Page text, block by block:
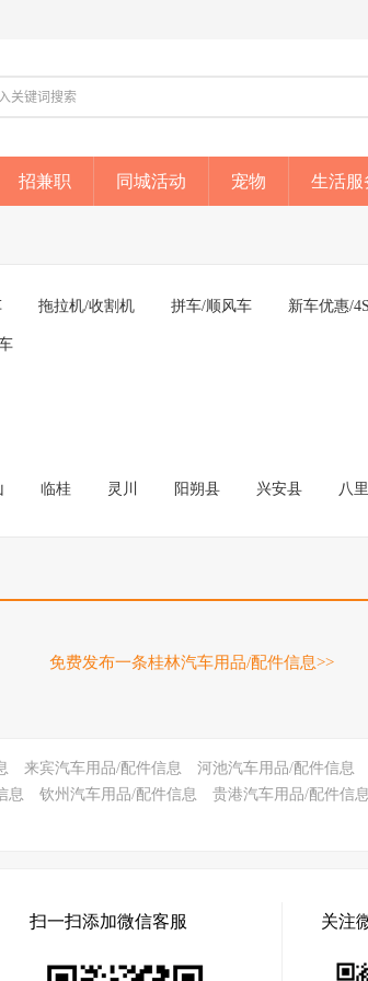
招兼职 同城活动 宠物 生活服
拖拉机/收割机 拼车/顺风车 新车优惠/
临桂 灵川 阳朔县 兴安县 八
免费发布一条桂林汽车用品/配件信息>>
来宾汽车用品/配件信息 河池汽车用品/配件信息
息 钦州汽车用品/配件信息 贵港汽车用品/配件信息
扫一扫添加微信客服 关注